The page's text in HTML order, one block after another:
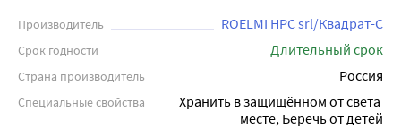
Производитель ROELMI HPC srl/Квадрат-С
Срок годности Длительный срок
Страна производитель Россия
Специальные свойства
Хранить в защищённом от света
месте, Беречь от детей